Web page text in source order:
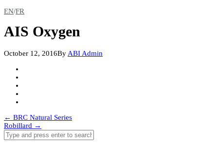
EN/FR
AIS Oxygen
October 12, 2016By ABI Admin
Post
navigation
← BRC Natural Series
Robillard →